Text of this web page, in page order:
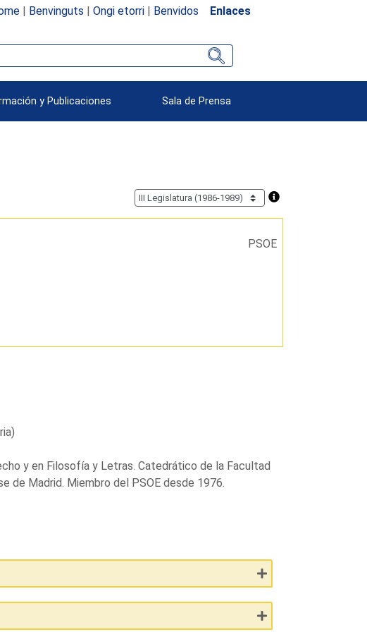
| Benvinguts | Ongi etorri| Benvidos Enlaces
y Publicaciones Sala de Prensa
PSOE
y en Filosofía y Letras. Catedrático de la Facultad
de Madrid. Miembro del PSOE desde 1976.